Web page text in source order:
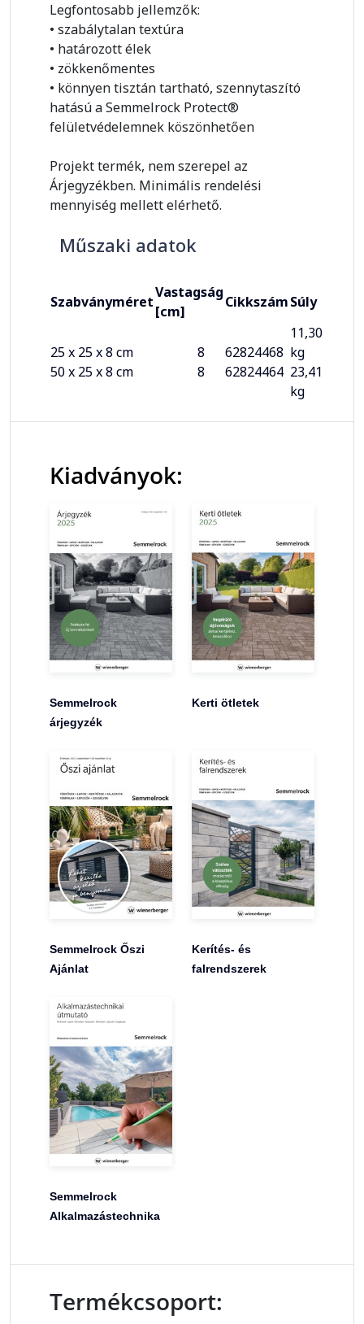
Legfontosabb jellemzők:
• szabálytalan textúra
• határozott élek
• zökkenőmentes
• könnyen tisztán tartható, szennytaszító
hatású a Semmelrock Protect®
felületvédelemnek köszönhetően
Projekt termék, nem szerepel az
Árjegyzékben. Minimális rendelési
mennyiség mellett elérhető.
Műszaki adatok
Szabványméret
Vastagság
[cm]
CikkszámSúly
25 x 25 x 8 cm
50 x 25 x 8 cm
8
8
62824468
62824464
11,30
kg
23,41
kg
Kiadványok:
Semmelrock
árjegyzék
Kerti ötletek
Semmelrock Őszi
Ajánlat
Kerítés- és
falrendszerek
Semmelrock
Alkalmazástechnika
Termékcsoport: